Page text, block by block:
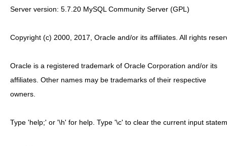
Server version: 5.7.20 MySQL Community Server (GPL)
Copyright (c) 2000, 2017, Oracle and/or its affiliates. All rights
Oracle is a registered trademark of Oracle Corporation and/or its
affiliates. Other names may be trademarks of their respective
owners.
Type 'help;' or '\h' for help. Type '\c' to clear the current input